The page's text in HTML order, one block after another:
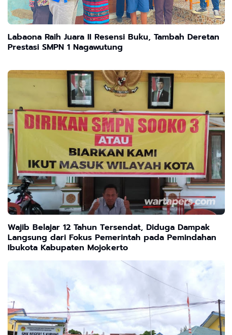
Labaona Raih Juara II Resensi Buku, Tambah Deretan
Prestasi SMPN 1 Nagawutung
Wajib Belajar 12 Tahun Tersendat, Diduga Dampak
Langsung dari Fokus Pemerintah pada Pemindahan
Ibukota Kabupaten Mojokerto